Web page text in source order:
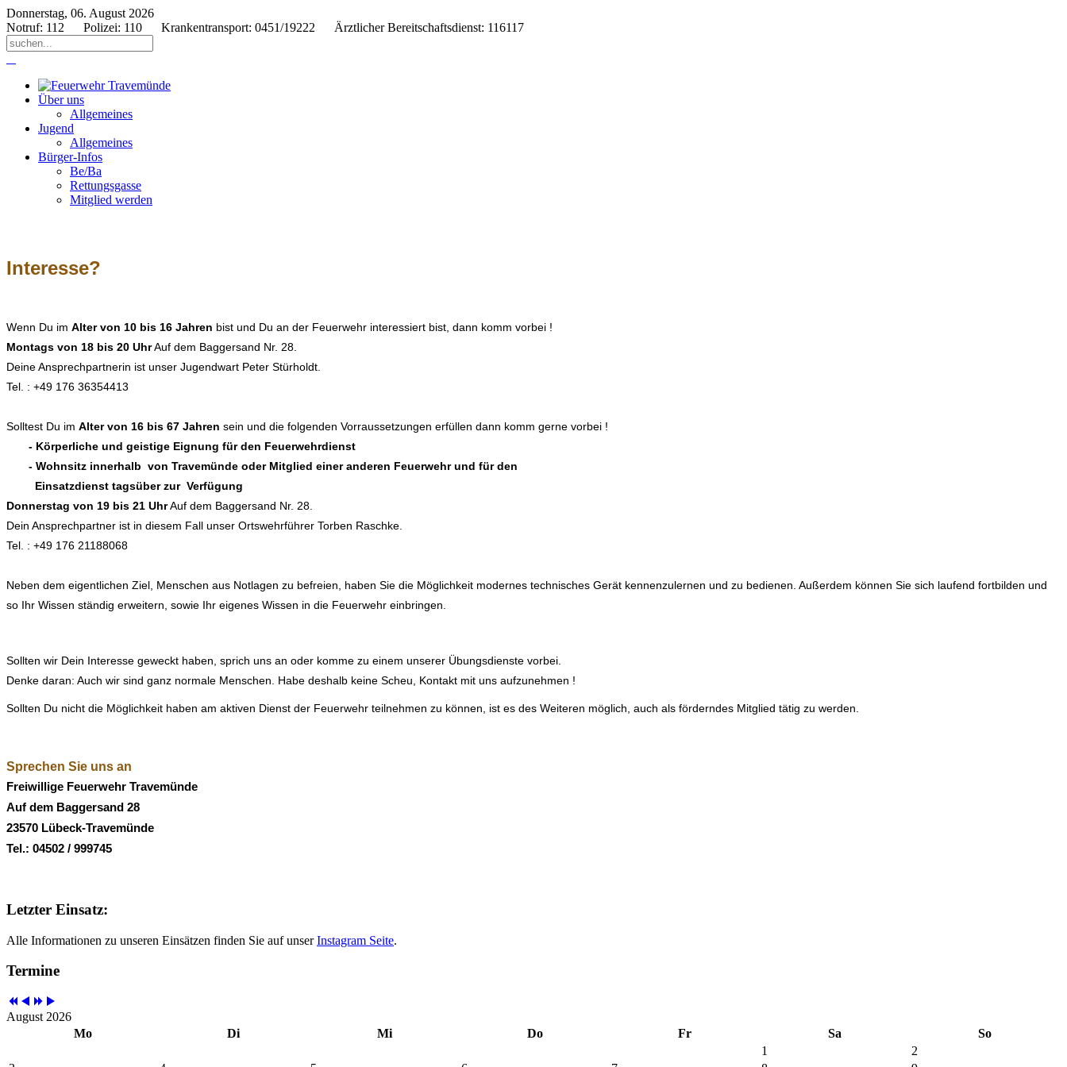
Donnerstag, 06. August 2026
Notruf: 112 Polizei: 110 Krankentransport: 0451/19222 Ärztlicher Bereitschaftsdienst: 116117
Über uns
Allgemeines
Jugend
Allgemeines
Bürger-Infos
Be/Ba
Rettungsgasse
Mitglied werden
Interesse?
Wenn Du im Alter von 10 bis 16 Jahren bist und Du an der Feuerwehr interessiert bist, dann komm vorbei !
Montags von 18 bis 20 UhrAuf dem Baggersand Nr. 28.
Deine Ansprechpartnerin ist unser Jugendwart Peter Stürholdt.
Tel. : +49 176 36354413
Solltest Du im Alter von 16 bis 67 Jahren sein und die folgenden Vorraussetzungen erfüllen dann komm gerne vorbei !
- Körperliche und geistige Eignung für den Feuerwehrdienst
- Wohnsitz innerhalb von Travemünde oder Mitglied einer anderen Feuerwehr und für den
Einsatzdienst tagsüber zur Verfügung
Donnerstag von 19 bis 21 UhrAuf dem Baggersand Nr. 28.
Dein Ansprechpartner ist in diesem Fall unser Ortswehrführer Torben Raschke.
Tel. : +49 176 21188068
Neben dem eigentlichen Ziel, Menschen aus Notlagen zu befreien, haben Sie die Möglichkeit modernes technisches Gerät kennenzulernen und zu bedienen. Außerdem können Sie sich laufend fortbilden und
so Ihr Wissen ständig erweitern, sowie Ihr eigenes Wissen in die Feuerwehr einbringen.
Sollten wir Dein Interesse geweckt haben, sprich uns an oder komme zu einem unserer Übungsdienste vorbei.
Denke daran: Auch wir sind ganz normale Menschen. Habe deshalb keine Scheu, Kontakt mit uns aufzunehmen !
Sollten Du nicht die Möglichkeit haben am aktiven Dienst der Feuerwehr teilnehmen zu können, ist es des Weiteren möglich, auch als förderndes Mitglied tätig zu werden.
Sprechen Sie uns an
Freiwillige Feuerwehr Travemünde
Auf dem Baggersand 28
23570 Lübeck-Travemünde
Tel.: 04502 / 999745
Letzter Einsatz:
Alle Informationen zu unseren Einsätzen finden Sie auf unserInstagram Seite.
Termine
YearMonth
YearMonth
August 2026
Mo
Di Mi Do Fr Sa
So
1
2